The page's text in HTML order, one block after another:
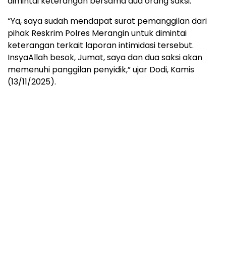
“Ya, saya sudah mendapat surat pemanggilan dari
pihak Reskrim Polres Merangin untuk dimintai
keterangan terkait laporan intimidasi tersebut.
InsyaAllah besok, Jumat, saya dan dua saksi akan
memenuhi panggilan penyidik,” ujar Dodi, Kamis
(13/11/2025).